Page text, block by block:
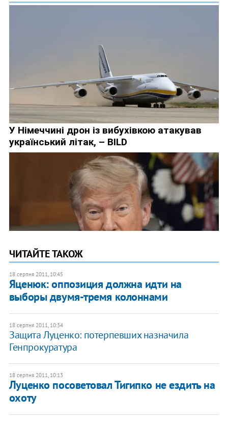
ЧИТАЙТЕ ТАКОЖ
18 серпня 2011, 10:45
Яценюк: оппозиция должна идти на
выборы двумя-тремя колоннами
18 серпня 2011, 10:34
Защита Луценко: потерпевших назначила
Генпрокуратура
18 серпня 2011, 10:13
Луценко посоветовал Тигипко не ездить на
охоту